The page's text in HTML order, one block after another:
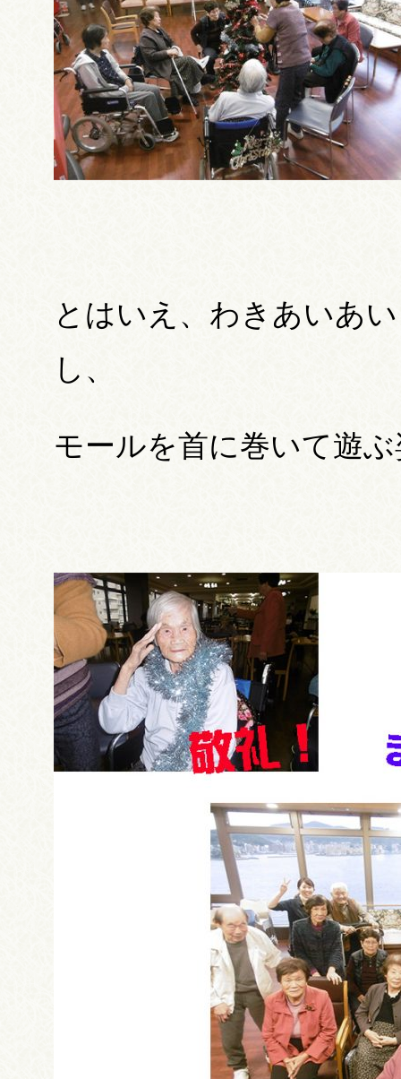
とはいえ、わきあいあ
し、
モールを首に巻いて遊